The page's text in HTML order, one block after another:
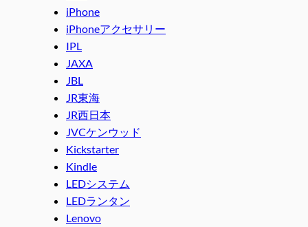
iPhone
iPhoneアクセサリー
IPL
JAXA
JBL
JR東海
JR西日本
JVCケンウッド
Kickstarter
Kindle
LEDシステム
LEDランタン
Lenovo